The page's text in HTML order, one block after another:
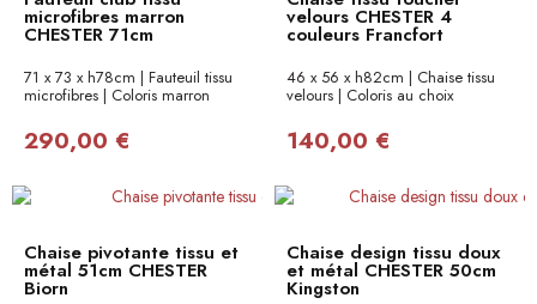
microfibres marron
CHESTER 71cm
71 x 73 x h78cm | Fauteuil tissu
microfibres | Coloris marron
290,00 €
velours CHESTER 4
couleurs Francfort
46 x 56 x h82cm | Chaise tissu
velours | Coloris au choix
140,00 €
Chaise pivotante tissu et
métal 51cm CHESTER
Biorn
Chaise design tissu doux
et métal CHESTER 50cm
Kingston